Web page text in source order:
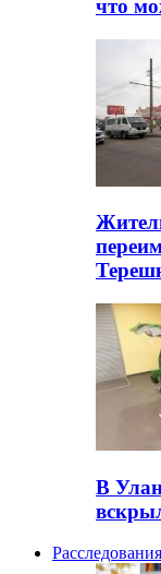
что
В
Расследования